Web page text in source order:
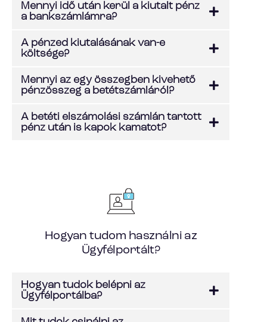
Mennyi idő után kerül a kiutalt pénz
a bankszámlámra?
A pénzed kiutalásának van-e
költsége?
Mennyi az egy összegben kivehető
pénzösszeg a betétszámláról?
A betéti elszámolási számlán tartott
pénz után is kapok kamatot?
Hogyan tudom használni az
Ügyfélportált?
Hogyan tudok belépni az
Ügyfélportálba?